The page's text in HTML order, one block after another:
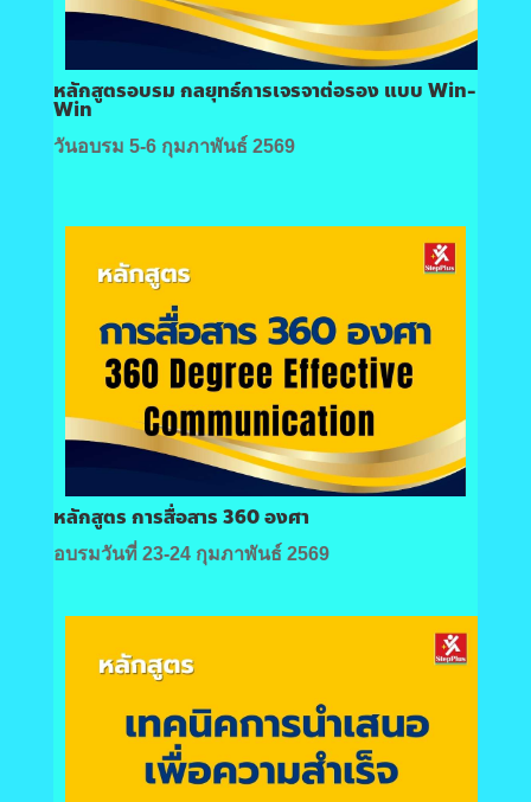
หลักสูตรอบรม กลยุทธ์การเจรจาต่อรอง แบบ Win-
Win
วันอบรม 5-6 กุมภาพันธ์ 2569
หลักสูตร การสื่อสาร 360 องศา
อบรมวันที่ 23-24 กุมภาพันธ์ 2569